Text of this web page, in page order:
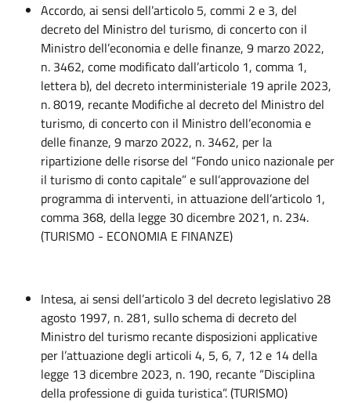
Accordo, ai sensi dell’articolo 5, commi 2 e 3, del
decreto del Ministro del turismo, di concerto con il
Ministro dell’economia e delle finanze, 9 marzo 2022,
n. 3462, come modificato dall’articolo 1, comma 1,
lettera b), del decreto interministeriale 19 aprile 2023,
n. 8019, recante Modifiche al decreto del Ministro del
turismo, di concerto con il Ministro dell’economia e
delle finanze, 9 marzo 2022, n. 3462, per la
ripartizione delle risorse del “Fondo unico nazionale per
il turismo di conto capitale” e sull’approvazione del
programma di interventi, in attuazione dell’articolo 1,
comma 368, della legge 30 dicembre 2021, n. 234.
(TURISMO - ECONOMIA E FINANZE)
Intesa, ai sensi dell’articolo 3 del decreto legislativo 28
agosto 1997, n. 281, sullo schema di decreto del
Ministro del turismo recante disposizioni applicative
per l’attuazione degli articoli 4, 5, 6, 7, 12 e 14 della
legge 13 dicembre 2023, n. 190, recante “Disciplina
della professione di guida turistica”. (TURISMO)